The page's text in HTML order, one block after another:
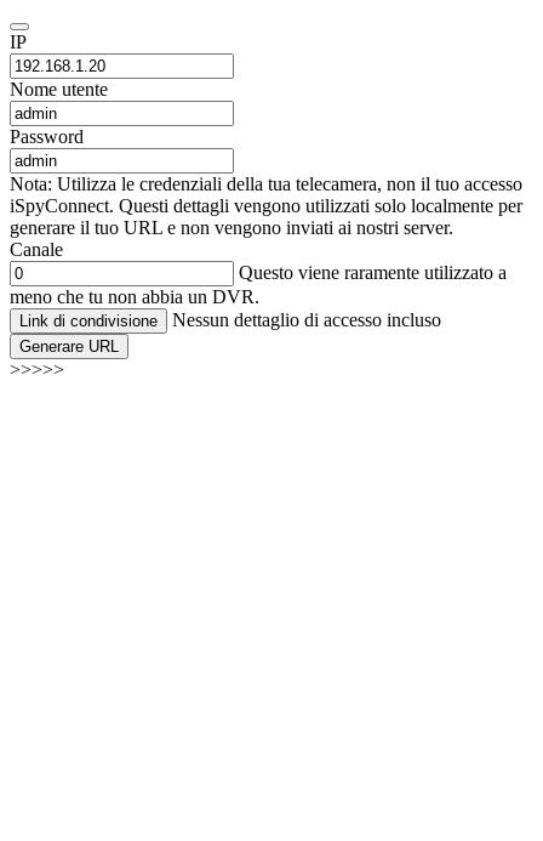
IP
Nome utente
Password
Nota: Utilizza le credenziali della tua telecamera, non il tuo accesso
iSpyConnect. Questi dettagli vengono utilizzati solo localmente per
generare il tuo URL e non vengono inviati ai nostri server.
Canale
Questo viene raramente utilizzato a
meno che tu non abbia un DVR.
Link di condivisione Nessun dettaglio di accesso incluso
Generare URL
>>>>>